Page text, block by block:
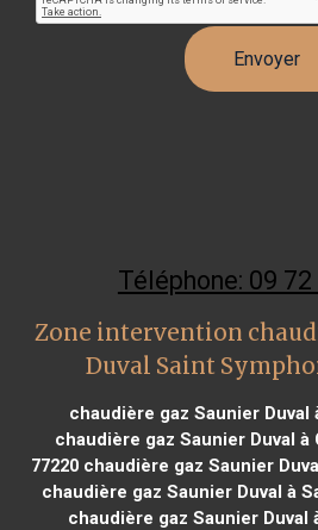
Téléphone: 09
Zone intervention
Duval Saint
chaudière gaz Saunier Duval
chaudière gaz Saunier Duval
77220 chaudière gaz Saunier
chaudière gaz Saunier Duval à
chaudière gaz Saunier Duval